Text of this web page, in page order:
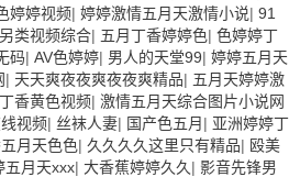
婷婷视频| 婷婷激情五月天激情小说| 91
另类视频综合| 五月丁香婷婷色| 色婷婷丁
码| AV色婷婷| 男人的天堂99| 婷婷五月天
| 天天爽夜夜爽夜夜爽精品| 五月天婷婷激
香黄色视频| 激情五月天综合图片小说网
视频| 丝袜人妻| 国产色五月 | 亚洲婷婷丁
月天色色| 久久久久这里只有精品| 殴美
五月天xxx| 大香蕉婷婷久久 | 影音先锋男